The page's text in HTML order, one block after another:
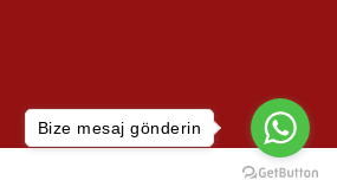
Bize mesaj gönderin